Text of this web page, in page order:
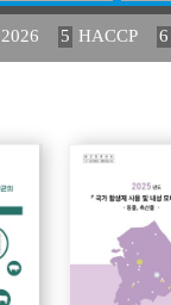
2026 5 HACCP 6
14 (2013년도) 식